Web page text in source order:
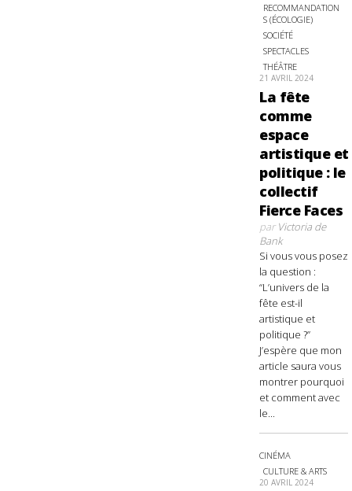
RECOMMANDATION
S (ÉCOLOGIE)
SOCIÉTÉ
SPECTACLES
THÉÂTRE
21 AVRIL 2024
La fête
comme
espace
artistique et
politique : le
collectif
Fierce Faces
parVictoria de
Bank
Si vous vous posez
la question :
“L’univers de la
fête est-il
artistique et
politique ?”
J’espère que mon
article saura vous
montrer pourquoi
et comment avec
le...
CINÉMA
CULTURE & ARTS
20 AVRIL 2024